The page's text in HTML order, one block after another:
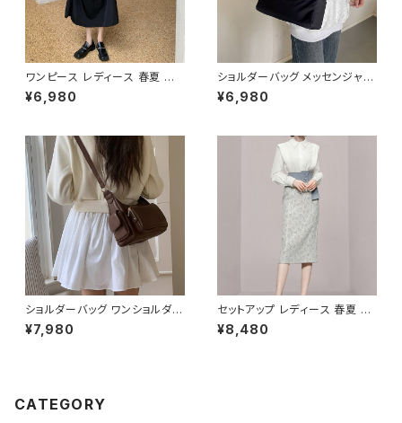
ワンピース レディース 春夏 秋
冬 春 夏 秋 冬 長袖 黒ワンピー
ス カシュクールワンピース ミデ
ひざ丈ワンピ Aライン バルーン
袖 ロングワンピース カジュアル
ワンピ ブラック 体型カバー 大
人 カジュアル 10代 20代 30代
40代 K-O0010
¥6,980
ショルダーバッグ メッセンジャー
バッグ 韓国バッグ レディース 斜
めがけ 軽量 シンプル 大容量 可
レッド ピンク K-B0208
¥6,980
ショルダーバッグ ワンショルダー
バッグ レディース バッグ 肩掛け
斜めがけ クロスボディ おしゃれ
¥7,980
セットアップ レディース 春夏 秋
冬 春 夏 秋 冬 ブラウス タイトス
カート セット ドレス 長袖 ストラ
¥8,480
CATEGORY